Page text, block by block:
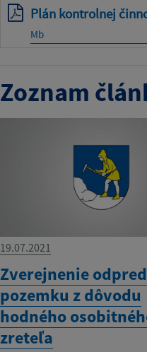
Plán kontrolnej
Mb
Zoznam
19.07.2021
Zverejnenie
pozemku z dôvodu
hodného
zreteľa